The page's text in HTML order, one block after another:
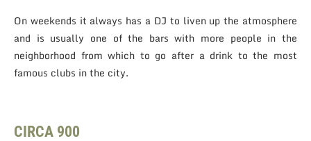
On weekends it always has a DJ to liven up the atmosphere
and is usually one of the bars with more people in the
neighborhood from which to go after a drink to the most
famous clubs in the city.
CIRCA 900